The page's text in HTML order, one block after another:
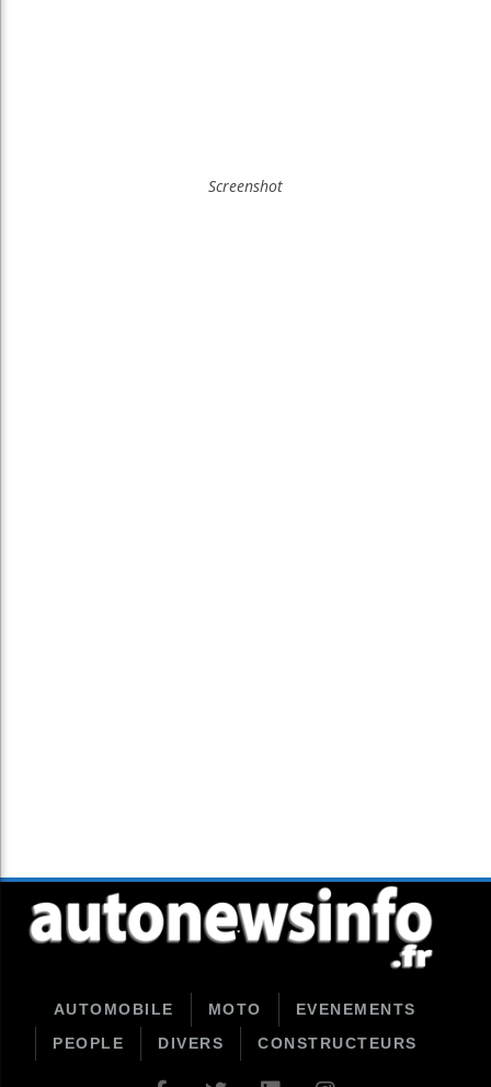
Screenshot
AUTOMOBILE MOTO
EVENEMENTS
PEOPLE
DIVERS CONSTRUCTEURS